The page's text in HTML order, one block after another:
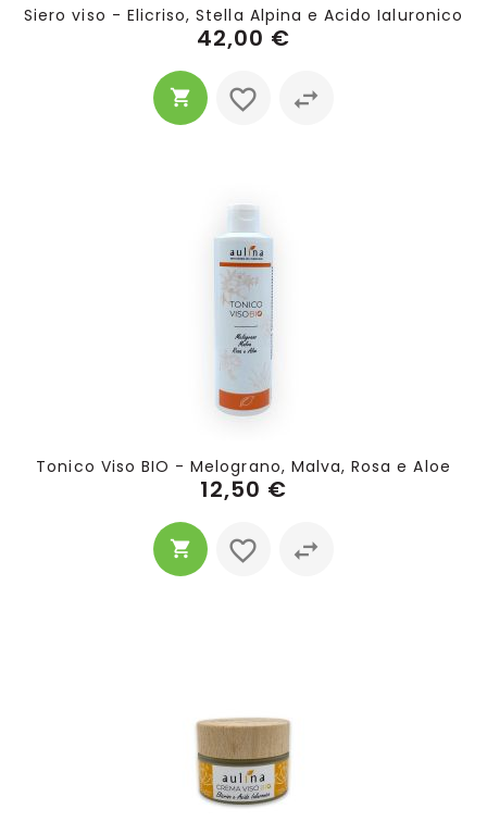
Siero viso - Elicriso, Stella Alpina e Acido Ialuronico
42,00 €
Tonico Viso BIO - Melograno, Malva, Rosa e Aloe
12,50 €